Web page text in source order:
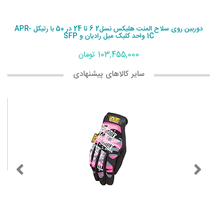
دوربین روی سلاح المنت هلیکس نسل2 6 تا 24 در 50 با رتیکل APR-
1C واحد کلیک میل رادیان و SFP
103,455,000 تومان
سایر کالاهای پیشنهادی